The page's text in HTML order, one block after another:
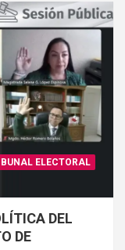
ELECTORAL
DEL
DE